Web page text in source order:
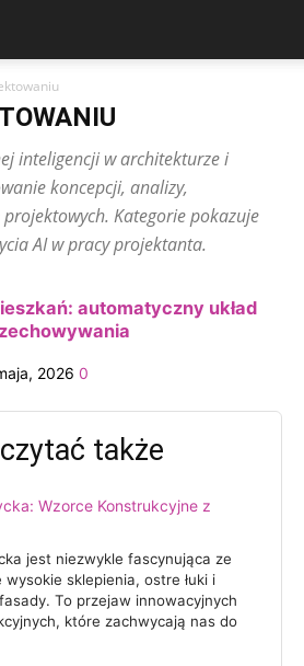
inteligencji w architekturze i
koncepcji, analizy,
Kategorie pokazuje
AI w pracy projektanta.
automatyczny układ
2026 0
także
Wzorce Konstrukcyjne z
jest niezwykle fascynująca ze
sklepienia, ostre łuki i
To przejaw innowacyjnych
które zachwycają nas do